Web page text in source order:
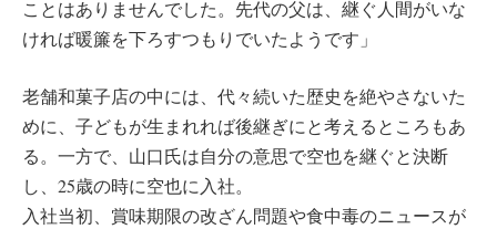
ことはありませんでした。先代の父は、継ぐ人間がいな
ければ暖簾を下ろすつもりでいたようです」
老舗和菓子店の中には、代々続いた歴史を絶やさないた
めに、子どもが生まれれば後継ぎにと考えるところもあ
る。一方で、山口氏は自分の意思で空也を継ぐと決断
し、25歳の時に空也に入社。
入社当初、賞味期限の改ざん問題や食中毒のニュースが